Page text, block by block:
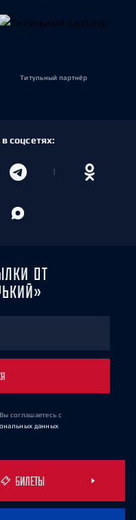
Титульный партнёр
соцсетях:
ОТ
соглашаетесь с
данных
БИЛЕТЫ